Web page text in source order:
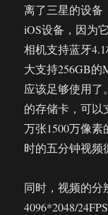
离了三星的设备
iOS设备，因为
相机支持蓝牙4.1
大支持256GB的
应该足够使用了
的存储卡，可以
万张1500万像
时的五分钟视频
同时，视频的分
4096*2048/